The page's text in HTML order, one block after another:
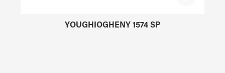
YOUGHIOGHENY 1574 SP